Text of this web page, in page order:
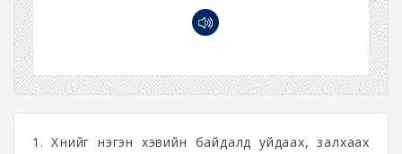
1. Хүнийг нэгэн хэвийн байдалд уйдаах, залхаах